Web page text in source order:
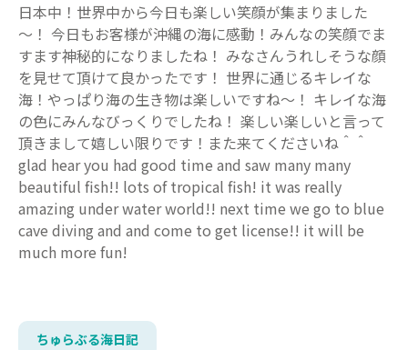
日本中！世界中から今日も楽しい笑顔が集まりました
～！ 今日もお客様が沖縄の海に感動！みんなの笑顔でま
すます神秘的になりましたね！ みなさんうれしそうな顔
を見せて頂けて良かったです！ 世界に通じるキレイな
海！やっぱり海の生き物は楽しいですね～！ キレイな海
の色にみんなびっくりでしたね！ 楽しい楽しいと言って
頂きまして嬉しい限りです！また来てくださいね＾＾
glad hear you had good time and saw many many
beautiful fish!! lots of tropical fish! it was really
amazing under water world!! next time we go to blue
cave diving and and come to get license!! it will be
much more fun!
ちゅらぶる海日記